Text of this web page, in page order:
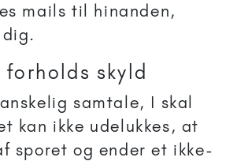
mails til hinanden,
forholds skyld
samtale, I skal
kan ikke udelukkes, at
sporet og ender et ikke-